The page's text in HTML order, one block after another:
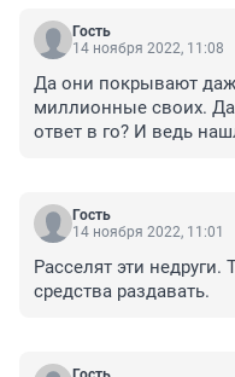
Гость
14 ноября 2022, 11:08
Да они покрывают
миллионные своих. Да
ответ в го? И ведь
Гость
14 ноября 2022, 11:01
Расселят эти недруги.
средства раздавать.